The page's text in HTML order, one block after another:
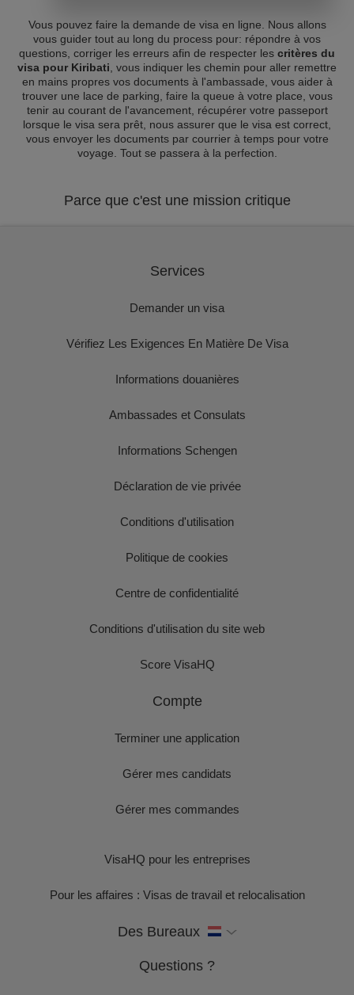
Vous pouvez faire la demande de visa en ligne. Nous allons
vous guider tout au long du process pour: répondre à vos
questions, corriger les erreurs afin de respecter les critères du
visa pour Kiribati , vous indiquer les chemin pour aller remettre
en mains propres vos documents à l'ambassade, vous aider à
trouver une lace de parking, faire la queue à votre place, vous
tenir au courant de l'avancement, récupérer votre passeport
lorsque le visa sera prêt, nous assurer que le visa est correct,
vous envoyer les documents par courrier à temps pour votre
voyage. Tout se passera à la perfection.
Parce que c'est une mission critique
Services
Demander un visa
Vérifiez Les Exigences En Matière De Visa
Informations douanières
Ambassades et Consulats
Informations Schengen
Déclaration de vie privée
Conditions d'utilisation
Politique de cookies
Centre de confidentialité
Conditions d'utilisation du site web
Score VisaHQ
Compte
Terminer une application
Gérer mes candidats
Gérer mes commandes
VisaHQ pour les entreprises
Pour les affaires : Visas de travail et relocalisation
Des Bureaux
Questions ?